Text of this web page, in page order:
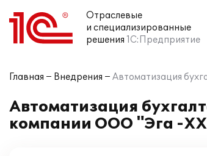
Отраслевые
и специализированные
решения 1С:Предприятие
Главная Внедрения Автоматизация
Автоматизация
компании ООО "Эга -